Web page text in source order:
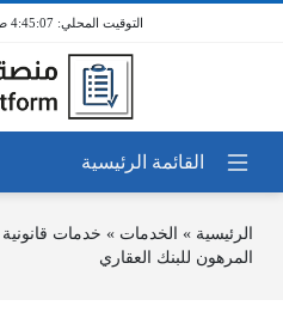
4:45:07 ص / 8 أغسطس 2026
الرئيسية » الخدمات » خدمات قانونية
المرهون للبنك العقاري